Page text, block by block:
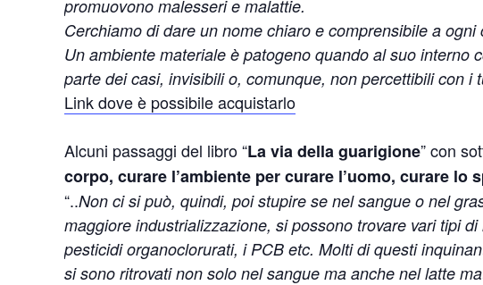
promuovono malesseri e malattie.
Cerchiamo di dare un nome chiaro e comprensibile a ogni
Un ambiente materiale è patogeno quando al suo interno
parte dei casi, invisibili o, comunque, non percettibili con i
Link dove è possibile acquistarlo
Alcuni passaggi del libro “La via della guarigione” con
corpo, curare l’ambiente per curare l’uomo, curare lo
“..Non ci si può, quindi, poi stupire se nel sangue o nel
maggiore industrializzazione, si possono trovare vari tipi
pesticidi organoclorurati, i PCB etc. Molti di questi
si sono ritrovati non solo nel sangue ma anche nel latte